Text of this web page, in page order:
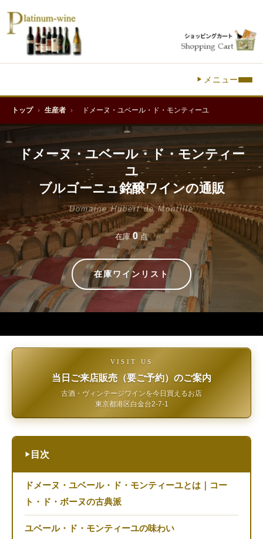
メニュー
トップ › 生産者 › ドメーヌ・ユベール・ド・モンティーユ
ドメーヌ・ユベール・ド・モンティー
ユ
ブルゴーニュ銘醸ワインの通販
Domaine Hubert de Montille
在庫0 点
在庫ワインリスト
VISIT US
当日ご来店販売（要ご予約）のご案内
古酒・ヴィンテージワインを今日買えるお店
東京都港区白金台2-7-1
▶ 目次
ドメーヌ・ユベール・ド・モンティーユとは｜コー
ト・ド・ボーヌの古典派
ユベール・ド・モンティーユの味わい